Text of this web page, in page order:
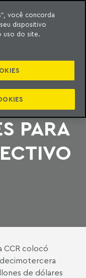
DE
PARA
CCR colocó
de dólares
você concorda
dispositivo
uso do site.